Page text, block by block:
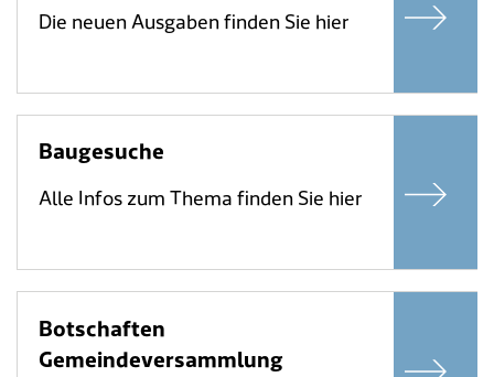
Die neuen Ausgaben finden Sie hier
Baugesuche
Alle Infos zum Thema finden Sie hier
Botschaften
Gemeindeversammlung